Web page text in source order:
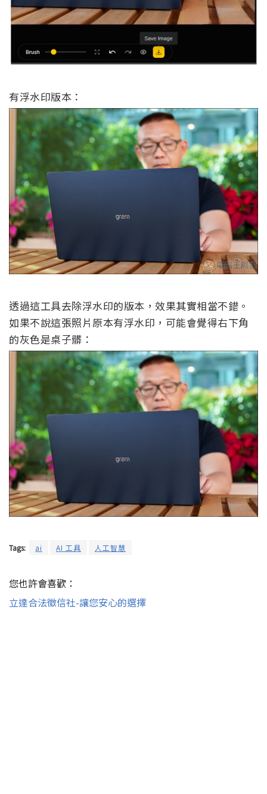
有浮水印版本：
透過這工具去除浮水印的版本，效果其實相當不錯。
如果不說這張照片原本有浮水印，可能會覺得右下角
的灰色是桌子髒：
Tags: ai AI 工具 人工智慧
您也許會喜歡：
立達合法徵信社-讓您安心的選擇